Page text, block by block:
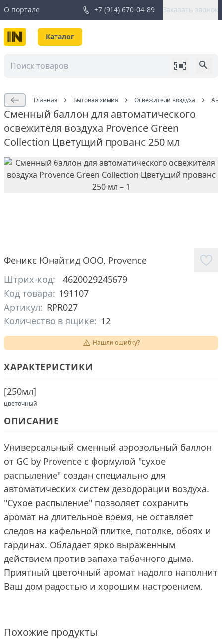
О портале +7 (914) 670-04-89 Заказать звонок
Каталог
Главная Бытовая химия Освежители воздуха
Сменный баллон для автоматического
освежителя воздуха Provence Green
Collection Цветущий прованс 250 мл
Феникс Юнайтид ООО, Provence
Штрих-код:
4620029245679
Код товара: 191107
Артикул: RPR027
Количество в ящике: 12
Нашли ошибку?
ХАРАКТЕРИСТИКИ
[250мл]
цветочный
ОПИСАНИЕ
Универсальный сменный аэрозольный баллон
от GC by Provence с формулой "сухое
распыление" создан специально для
автоматических систем дезодорации воздуха.
"Сухое распыление" позволяет сохранить
аромат на длительное время, не оставляет
следов на кафельной плитке, потолке, обоях и
гардинах. Обладает ярко выраженным
действием против запаха табачного дыма.
Приятный цветочный аромат надолго наполнит
Ваш дом радостью и хорошим настроением.
Похожие продукты